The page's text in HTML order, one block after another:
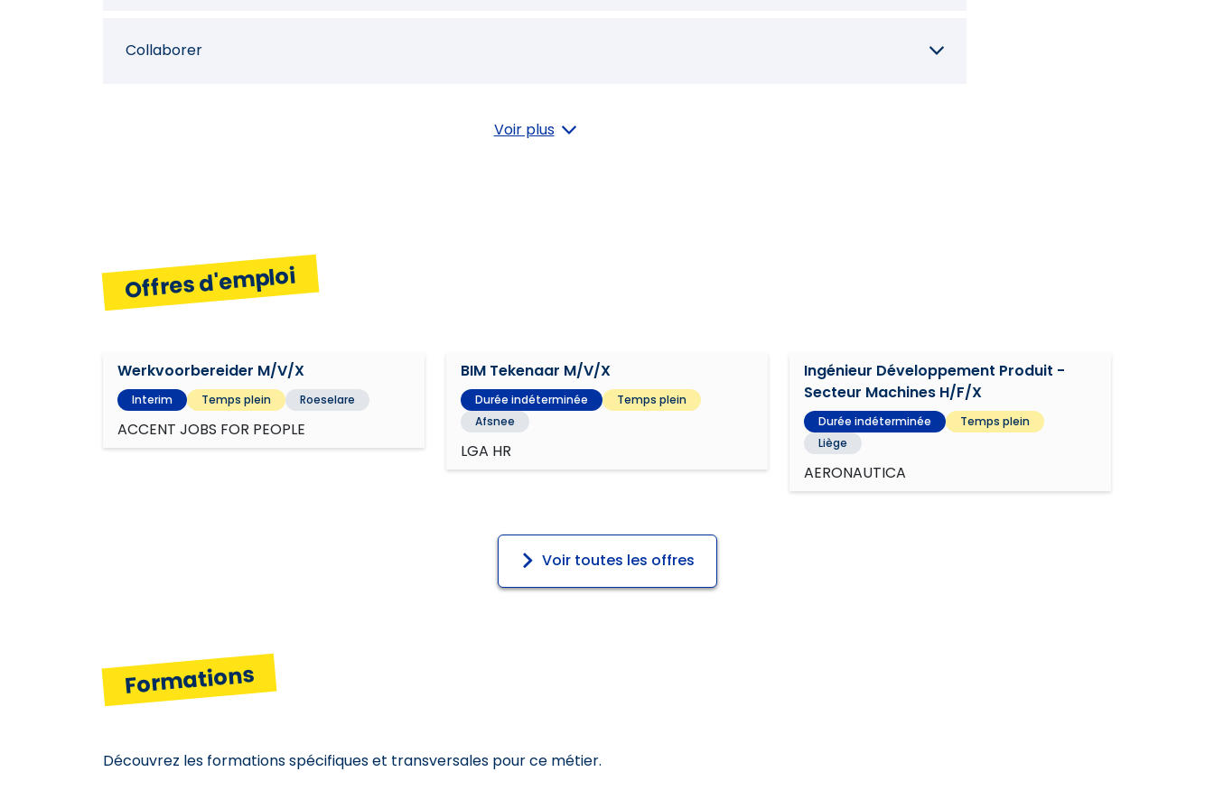
Collaborer
Orientation résultats
Voir plus
Offres d'emploi
Werkvoorbereider M/V/X
Interim Temps plein Roeselare
ACCENT JOBS FOR PEOPLE
BIM Tekenaar M/V/X
Durée indéterminée
Temps plein
Afsnee
LGA HR
Ingénieur Développement Produit -
Secteur Machines H/F/X
Durée indéterminée
Temps plein
Liège
AERONAUTICA
Voir toutes les offres
Formations
Découvrez les formations spécifiques et transversales pour ce métier.